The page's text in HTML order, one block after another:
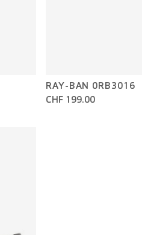
RAY-BAN 0RB3016
CHF 199.00